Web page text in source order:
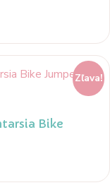
Zľava!
Bike